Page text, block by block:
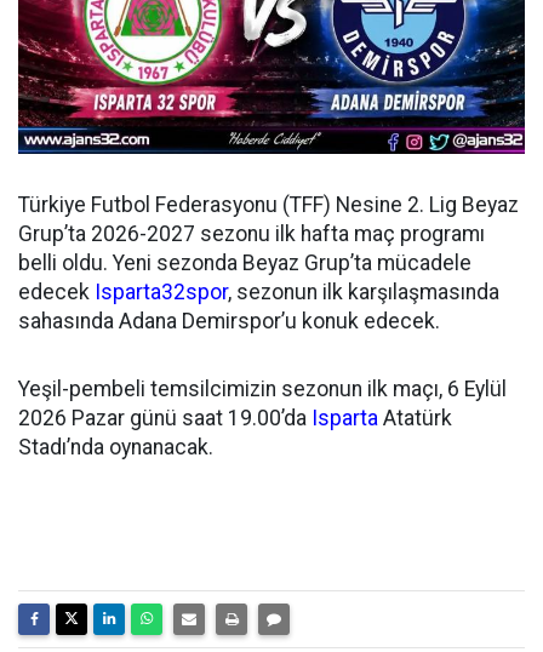
Türkiye Futbol Federasyonu (TFF) Nesine 2. Lig Beyaz
Grup’ta 2026-2027 sezonu ilk hafta maç programı
belli oldu. Yeni sezonda Beyaz Grup’ta mücadele
edecek Isparta32spor, sezonun ilk karşılaşmasında
sahasında Adana Demirspor’u konuk edecek.
Yeşil-pembeli temsilcimizin sezonun ilk maçı, 6 Eylül
2026 Pazar günü saat 19.00’da Isparta Atatürk
Stadı’nda oynanacak.